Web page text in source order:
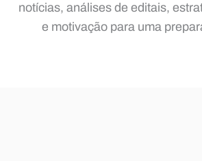
notícias, análises de editais,
e motivação para uma